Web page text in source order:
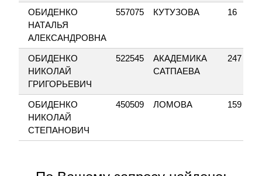
ОБИДЕНКО
НАТАЛЬЯ
АЛЕКСАНДРОВНА
557075 КУТУЗОВА 16
ОБИДЕНКО
НИКОЛАЙ
ГРИГОРЬЕВИЧ
522545
АКАДЕМИКА
САТПАЕВА
247
ОБИДЕНКО
НИКОЛАЙ
СТЕПАНОВИЧ
450509 ЛОМОВА 159